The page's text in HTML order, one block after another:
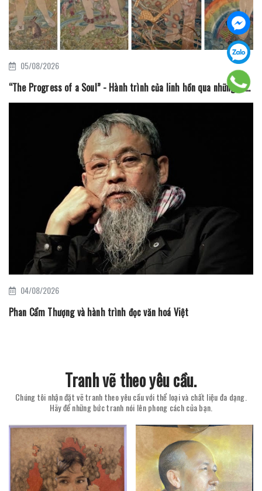
05/08/2026
“The Progress of a Soul” - Hành trình của linh hồn qua những mũi thêu
04/08/2026
Phan Cẩm Thượng và hành trình đọc văn hoá Việt
Tranh vẽ theo yêu cầu.
Chúng tôi nhận đặt vẽ tranh theo yêu cầu với thể loại và chất liệu đa dạng.
Hãy để những bức tranh nói lên phong cách của bạn.